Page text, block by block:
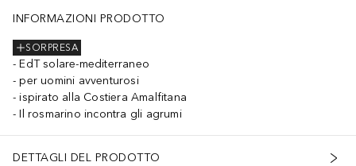
INFORMAZIONI PRODOTTO
SORPRESA
EdT solare-mediterraneo
per uomini avventurosi
ispirato alla Costiera Amalfitana
Il rosmarino incontra gli agrumi
DETTAGLI DEL PRODOTTO